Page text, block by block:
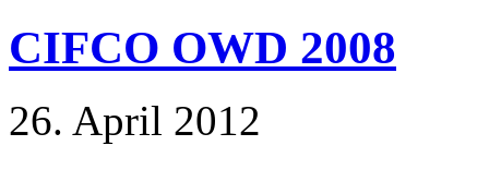
CIFCO OWD 2008
26. April 2012